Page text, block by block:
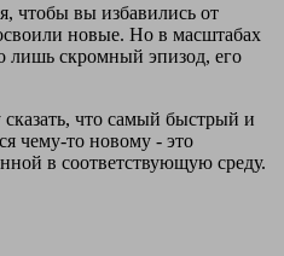
чтобы вы избавились от
новые. Но в масштабах
лишь скромный эпизод, его
что самый быстрый и
чему-то новому - это
в соответствующую среду.